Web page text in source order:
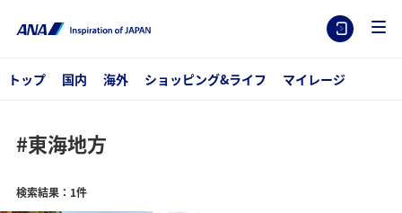
トップ 国内 海外 ショッピング&ライフ マイレージ
#東海地方
検索結果：1件